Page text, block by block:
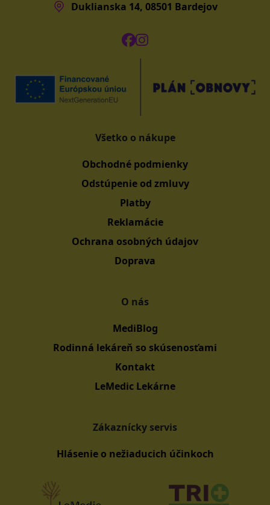
Duklianska 14, 08501 Bardejov
Všetko o nákupe
Obchodné podmienky
Odstúpenie od zmluvy
Platby
Reklamácie
Ochrana osobných údajov
Doprava
O nás
MediBlog
Rodinná lekáreň so skúsenosťami
Kontakt
LeMedic Lekárne
Zákaznícky servis
Hlásenie o nežiaducich účinkoch